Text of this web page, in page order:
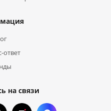
ответ
на связи